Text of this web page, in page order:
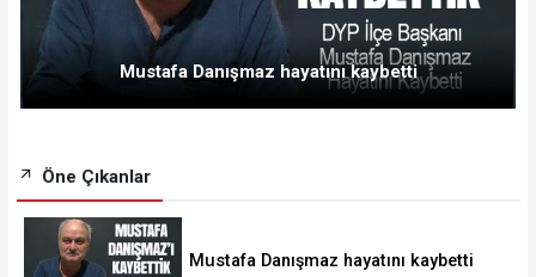
Mustafa Danışmaz hayatını kaybetti
Öne Çıkanlar
Mustafa Danışmaz hayatını kaybetti